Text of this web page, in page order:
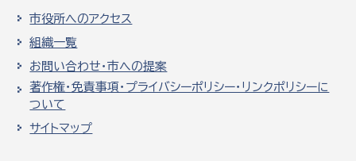
市役所へのアクセス
組織一覧
お問い合わせ・市への提案
著作権・免責事項・プライバシーポリシー・リンクポリシーに
ついて
サイトマップ